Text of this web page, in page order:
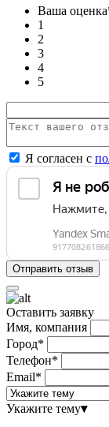
Ваша
1
2
3
4
5
Я согласен с
Оставить заявку
Имя, компания
Город*
Телефон*
Email*
Укажите тему▾